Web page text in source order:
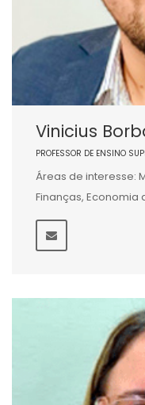
Vinicius
PROFESSOR DE ENSINO
Áreas de interesse:
Finanças, Economia